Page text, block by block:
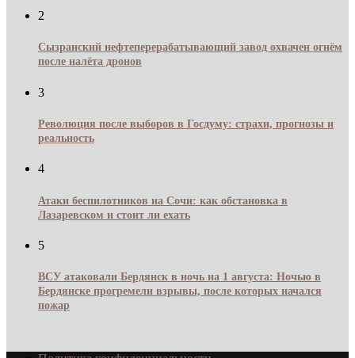
2
Сызранский нефтеперерабатывающий завод охвачен огнём
после налёта дронов
3
Революция после выборов в Госдуму: страхи, прогнозы и
реальность
4
Атаки беспилотников на Сочи: как обстановка в
Лазаревском и стоит ли ехать
5
ВСУ атаковали Бердянск в ночь на 1 августа: Ночью в
Бердянске прогремели взрывы, после которых начался
пожар